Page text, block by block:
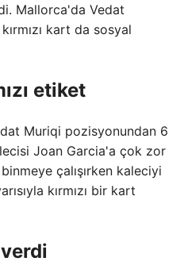
Mallorca'da Vedat
kart da sosyal
etiket
Muriqi pozisyonundan 6
Joan Garcia'a çok zor
çalışırken kaleciyi
kırmızı bir kart